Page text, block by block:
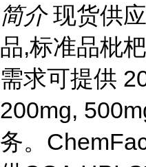
简介 现货供
品,标准品枇
需求可提供
200mg,
务。